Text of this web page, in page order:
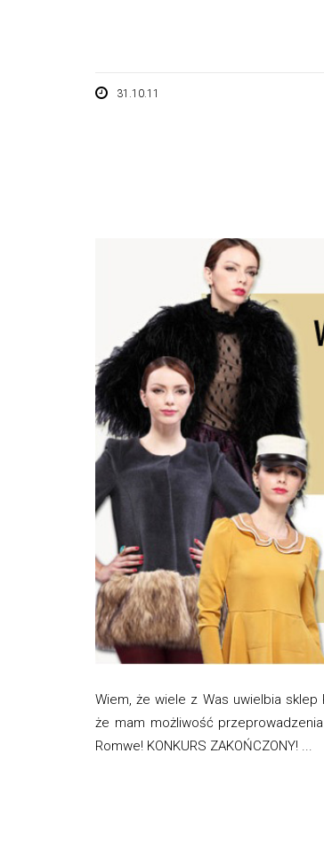
31.10.11
Wiem, że wiele z Was uwielbia
że mam możliwość
Romwe! KONKURS ZAKOŃCZONY! ...